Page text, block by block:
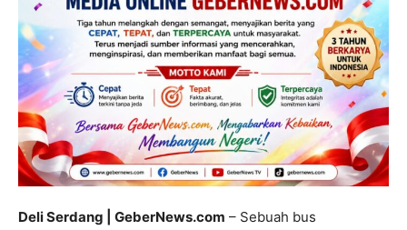
Deli Serdang | GeberNews.com – Sebuah bus